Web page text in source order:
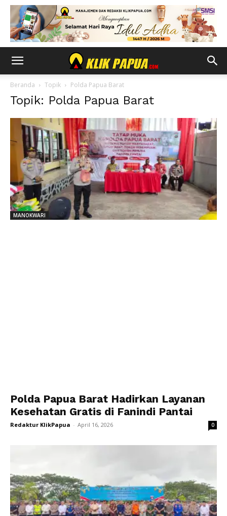
Beranda Topik Polda Papua Barat
Topik: Polda Papua Barat
MANOKWARI
Polda Papua Barat Hadirkan Layanan
Kesehatan Gratis di Fanindi Pantai
Redaktur KlikPapua - April 16, 2026 0